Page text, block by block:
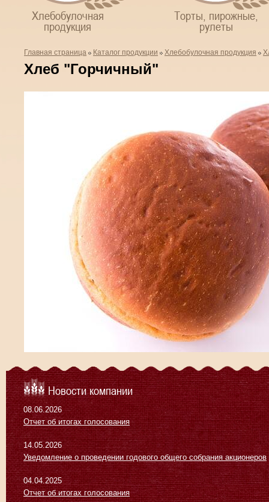
Хлебобулочная
продукция
Торты, пирожные,
рулеты
Главная страница Каталог продукции Хлебобулочная продукция
Хлеб "Горчичный"
Новости компании
08.06.2026
Отчет об итогах голосования
14.05.2026
Уведомление о проведении годового общего собрания акционеров
04.04.2025
Отчет об итогах голосования